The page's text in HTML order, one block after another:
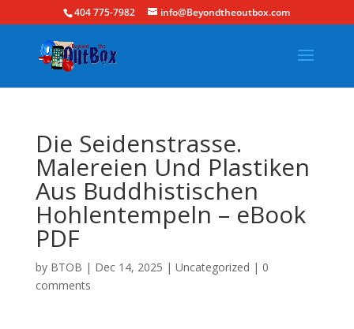
404 775-7982 info@Beyondtheoutbox.com
Die Seidenstrasse.
Malereien Und Plastiken
Aus Buddhistischen
Hohlentempeln – eBook
PDF
by BTOB | Dec 14, 2025 | Uncategorized | 0
comments